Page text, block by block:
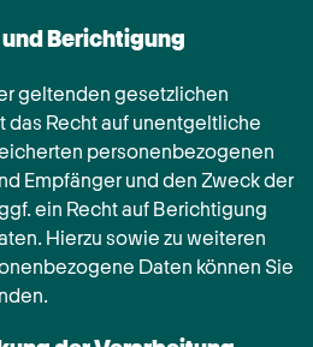
Berichtigung
geltenden gesetzlichen
Recht auf unentgeltliche
personenbezogenen
Empfänger und den Zweck der
ein Recht auf Berichtigung
Hierzu sowie zu weiteren
Daten können Sie